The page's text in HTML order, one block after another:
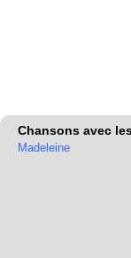
Chansons avec
Madeleine